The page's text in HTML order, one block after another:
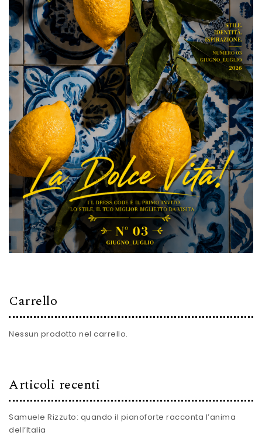
Carrello
Nessun prodotto nel carrello.
Articoli recenti
Samuele Rizzuto: quando il pianoforte racconta l’anima
dell’Italia